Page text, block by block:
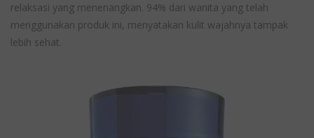
relaksasi yang menenangkan. 94% dari wanita yang telah
menggunakan produk ini, menyatakan kulit wajahnya tampak
lebih sehat.